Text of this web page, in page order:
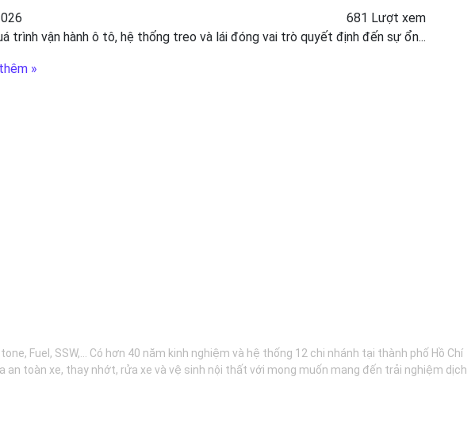
681 Lượt xem
trình vận hành ô tô, hệ thống treo và lái đóng vai trò quyết định đến sự ổn...
»
Fuel, SSW,... Có hơn 40 năm kinh nghiệm và hệ thống 12 chi nhánh tại thành phố Hồ Chí
an toàn xe, thay nhớt, rửa xe và vệ sinh nội thất với mong muốn mang đến trải nghiệm dịch